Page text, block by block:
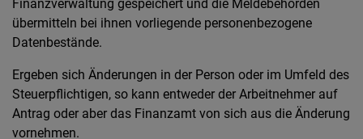
Finanzverwaltung gespeichert und die Meldebehörden
übermitteln bei ihnen vorliegende personenbezogene
Datenbestände.
Ergeben sich Änderungen in der Person oder im Umfeld des
Steuerpflichtigen, so kann entweder der Arbeitnehmer auf
Antrag oder aber das Finanzamt von sich aus die Änderung
vornehmen.